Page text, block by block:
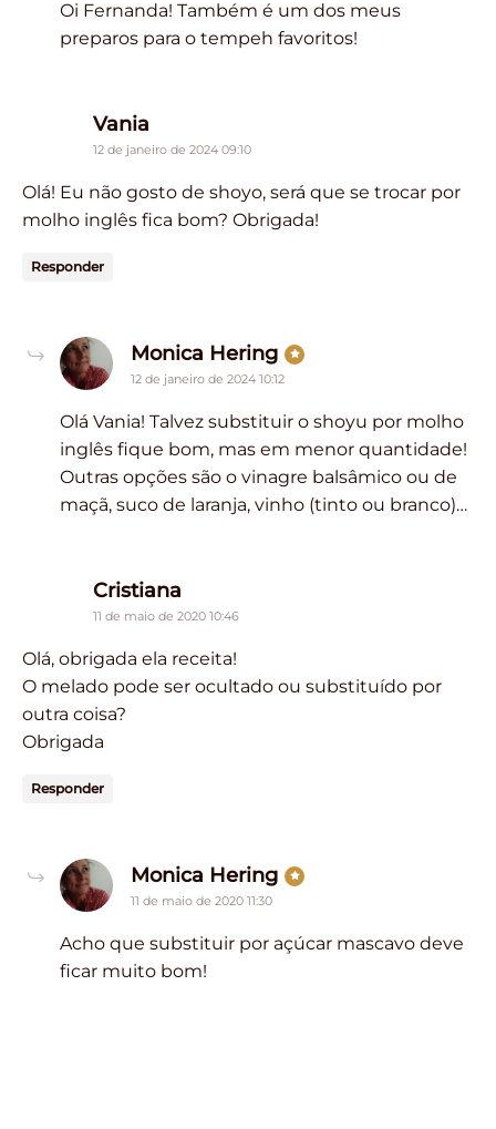
Oi Fernanda! Também é um dos meus
preparos para o tempeh favoritos!
Vania
12 de janeiro de 2024 09:10
Olá! Eu não gosto de shoyo, será que se trocar por
molho inglês fica bom? Obrigada!
Responder
Monica Hering says:
12 de janeiro de 2024 10:12
Olá Vania! Talvez substituir o shoyu por molho
inglês fique bom, mas em menor quantidade!
Outras opções são o vinagre balsâmico ou de
maçã, suco de laranja, vinho (tinto ou branco)…
Cristiana
11 de maio de 2020 10:46
Olá, obrigada ela receita!
O melado pode ser ocultado ou substituído por
outra coisa?
Obrigada
Responder
Monica Hering says:
11 de maio de 2020 11:30
Acho que substituir por açúcar mascavo deve
ficar muito bom!